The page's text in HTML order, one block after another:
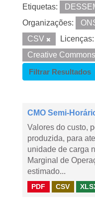
Etiquetas:
Organizações:
CSV
Licenças:
Creative
Filtrar Resultados
CMO Semi-
Valores do custo,
produzida, para
unidade de carga
Marginal de
estimado...
PDF CSV